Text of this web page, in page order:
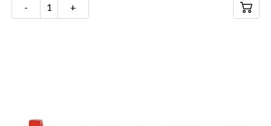
- +